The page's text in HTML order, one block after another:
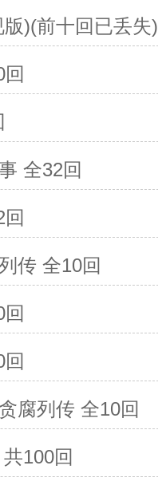
)(前十回已丢失
全32回
传 全10回
腐列传 全10回
100回